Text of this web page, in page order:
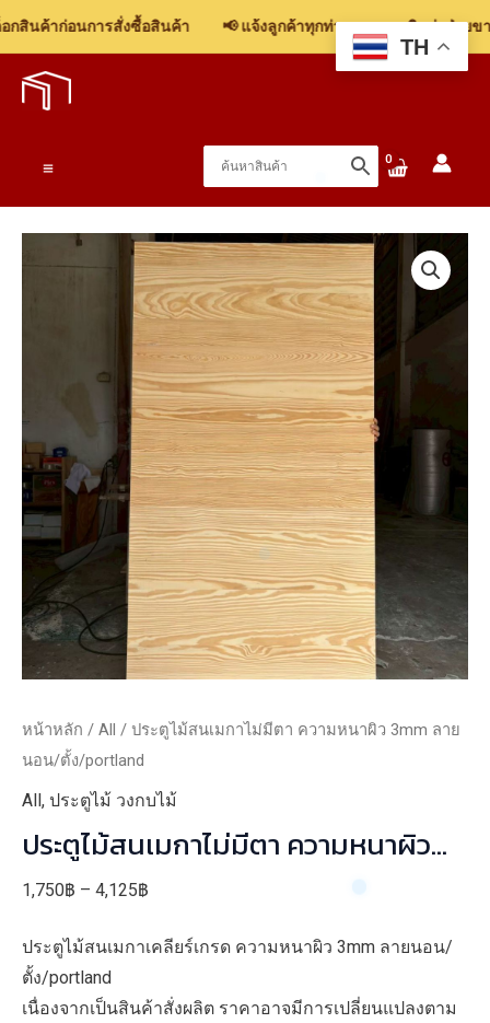
สินค้าก่อนการสั่งซื้อสินค้า 📢 แจ้งลูกค้าทุกท่าน: รบกวนติดต่อฝ่ายข
Menu
หน้าหลัก / All / ประตูไม้สนเมกาไม่มีตา ความหนาผิว 3mm ลาย
นอน/ตั้ง/portland
All, ประตูไม้ วงกบไม้
ประตูไม้สนเมกาไม่มีตา ความหนาผิว
3mm ลายนอน/ตั้ง/portland
1,750฿ – 4,125฿
1,750฿
4,125฿
ประตูไม้สนเมกาเคลียร์เกรด ความหนาผิว 3mm ลายนอน/
ตั้ง/portland
เนื่องจากเป็นสินค้าสั่งผลิต ราคาอาจมีการเปลี่ยนแปลงตาม
TH